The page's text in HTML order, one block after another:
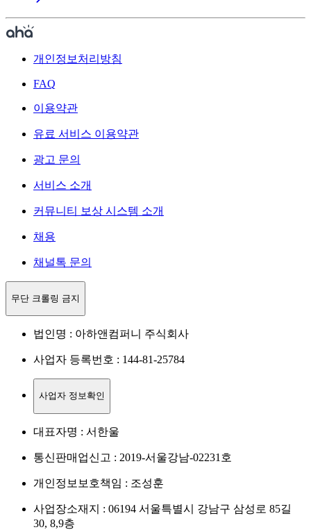
개인정보처리방침
FAQ
이용약관
유료 서비스 이용약관
광고 문의
서비스 소개
커뮤니티 보상 시스템 소개
채용
채널톡 문의
무단 크롤링 금지
법인명 : 아하앤컴퍼니 주식회사
사업자 등록번호 : 144-81-25784
사업자 정보확인
대표자명 : 서한울
통신판매업신고 : 2019-서울강남-02231호
개인정보보호책임 : 조성훈
사업장소재지 : 06194 서울특별시 강남구 삼성로 85길
30, 8,9층